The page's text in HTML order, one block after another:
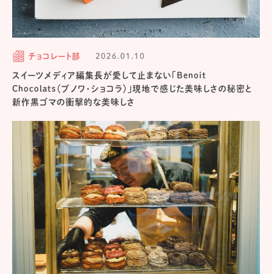
チョコレート部 2026.01.10
スイーツメディア編集長が愛して止まない「Benoit
Chocolats（ブノワ・ショコラ）」現地で感じた美味しさの秘密と
新作黒ゴマの衝撃的な美味しさ